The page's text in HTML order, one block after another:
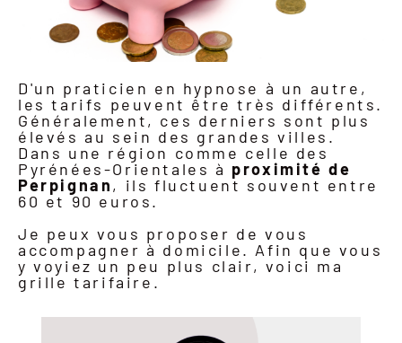
D'un praticien en hypnose à un autre,
les tarifs peuvent être très différents.
Généralement, ces derniers sont plus
élevés au sein des grandes villes.
Dans une région comme celle des
Pyrénées-Orientales à proximité de
Perpignan, ils fluctuent souvent entre
60 et 90 euros.
Je peux vous proposer de vous
accompagner à domicile. Afin que vous
y voyiez un peu plus clair, voici ma
grille tarifaire.